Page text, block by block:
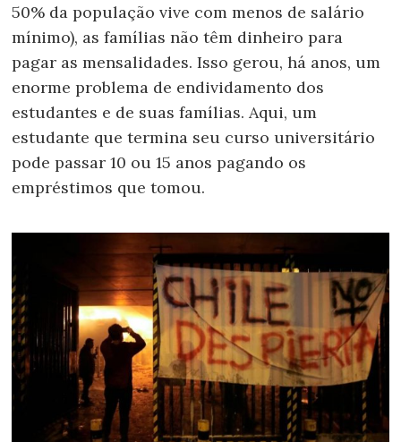
50% da população vive com menos de salário
mínimo), as famílias não têm dinheiro para
pagar as mensalidades. Isso gerou, há anos, um
enorme problema de endividamento dos
estudantes e de suas famílias. Aqui, um
estudante que termina seu curso universitário
pode passar 10 ou 15 anos pagando os
empréstimos que tomou.